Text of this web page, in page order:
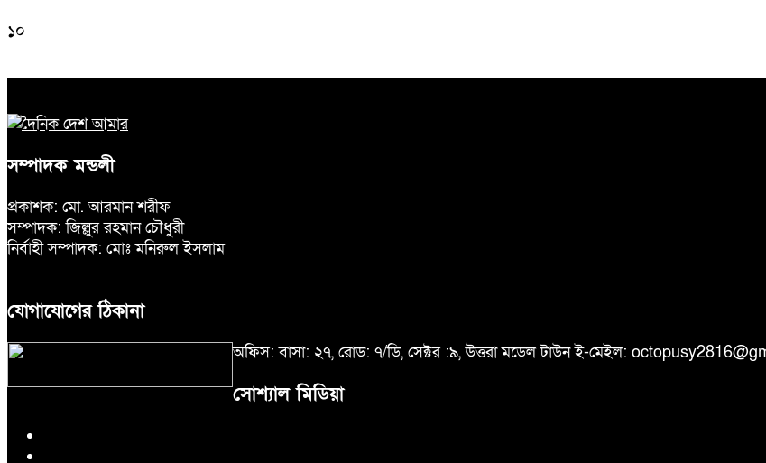
১০
সম্পাদক মন্ডলী
প্রকাশক: মো. আরমান শরীফ
সম্পাদক: জিল্লুর রহমান চৌধুরী
নির্বাহী সম্পাদক: মোঃ মনিরুল ইসলাম
যোগাযোগের ঠিকানা
অফিস: বাসা: ২৭, রোড: ৭/ডি, সেক্টর :৯, উত্তরা মডেল টাউন ই-মেইল:
সোশ্যাল মিডিয়া